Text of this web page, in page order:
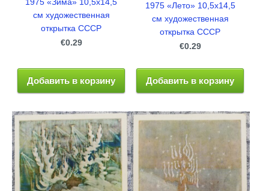
1975 «Зима» 10,5x14,5
см художественная
открытка СССР
€0.29
Добавить в корзину
1975 «Лето» 10,5x14,5
см художественная
открытка СССР
€0.29
Добавить в корзину